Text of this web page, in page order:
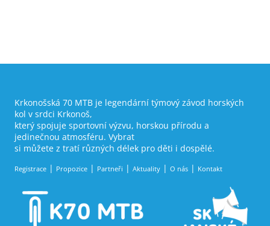
Krkonošská 70 MTB je legendární týmový závod horských
kol v srdci Krkonoš,
který spojuje sportovní výzvu, horskou přírodu a
jedinečnou atmosféru. Vybrat
si můžete z tratí různých délek pro děti i dospělé.
Registrace Propozice Partneři Aktuality O nás Kontakt